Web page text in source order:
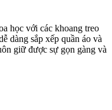
học với các khoang treo
dàng sắp xếp quần áo và
giữ được sự gọn gàng và